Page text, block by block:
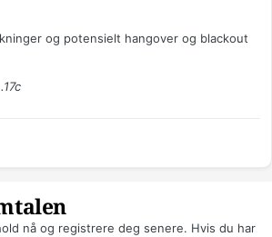
og potensielt hangover og blackout
nå og registrere deg senere. Hvis du har